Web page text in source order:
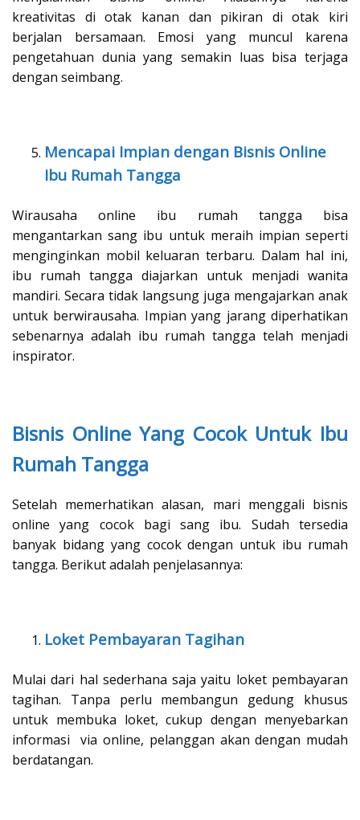
kreativitas di otak kanan dan pikiran di otak kiri
berjalan bersamaan. Emosi yang muncul karena
pengetahuan dunia yang semakin luas bisa terjaga
dengan seimbang.
Mencapai Impian dengan Bisnis Online
Ibu Rumah Tangga
Wirausaha online ibu rumah tangga bisa
mengantarkan sang ibu untuk meraih impian seperti
menginginkan mobil keluaran terbaru. Dalam hal ini,
ibu rumah tangga diajarkan untuk menjadi wanita
mandiri. Secara tidak langsung juga mengajarkan anak
untuk berwirausaha. Impian yang jarang diperhatikan
sebenarnya adalah ibu rumah tangga telah menjadi
inspirator.
Bisnis Online Yang Cocok Untuk Ibu
Rumah Tangga
Setelah memerhatikan alasan, mari menggali bisnis
online yang cocok bagi sang ibu. Sudah tersedia
banyak bidang yang cocok dengan untuk ibu rumah
tangga. Berikut adalah penjelasannya:
Loket Pembayaran Tagihan
Mulai dari hal sederhana saja yaitu loket pembayaran
tagihan. Tanpa perlu membangun gedung khusus
untuk membuka loket, cukup dengan menyebarkan
informasi via online, pelanggan akan dengan mudah
berdatangan.